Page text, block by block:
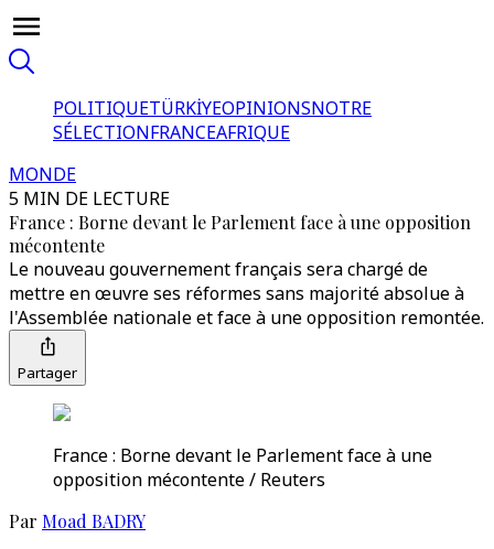
POLITIQUETÜRKİYEOPINIONSNOTRE
SÉLECTIONFRANCEAFRIQUE
MONDE
5 MIN DE LECTURE
France : Borne devant le Parlement face à une opposition
mécontente
Le nouveau gouvernement français sera chargé de
mettre en œuvre ses réformes sans majorité absolue à
l'Assemblée nationale et face à une opposition remontée.
Partager
France : Borne devant le Parlement face à une
opposition mécontente / Reuters
Par Moad BADRY